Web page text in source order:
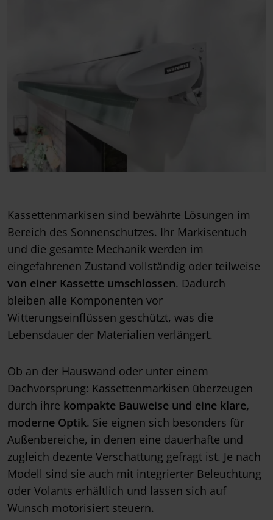
Kassettenmarkisen sind bewährte Lösungen im
Bereich des Sonnenschutzes. Ihr Markisentuch
und die gesamte Mechanik werden im
eingefahrenen Zustand vollständig oder teilweise
von einer Kassette umschlossen. Dadurch
bleiben alle Komponenten vor
Witterungseinflüssen geschützt, was die
Lebensdauer der Materialien verlängert.
Ob an der Hauswand oder unter einem
Dachvorsprung: Kassettenmarkisen überzeugen
durch ihre kompakte Bauweise und eine klare,
moderne Optik. Sie eignen sich besonders für
Außenbereiche, in denen eine dauerhafte und
zugleich dezente Verschattung gefragt ist. Je nach
Modell sind sie auch mit integrierter Beleuchtung
oder Volants erhältlich und lassen sich auf
Wunsch motorisiert steuern.